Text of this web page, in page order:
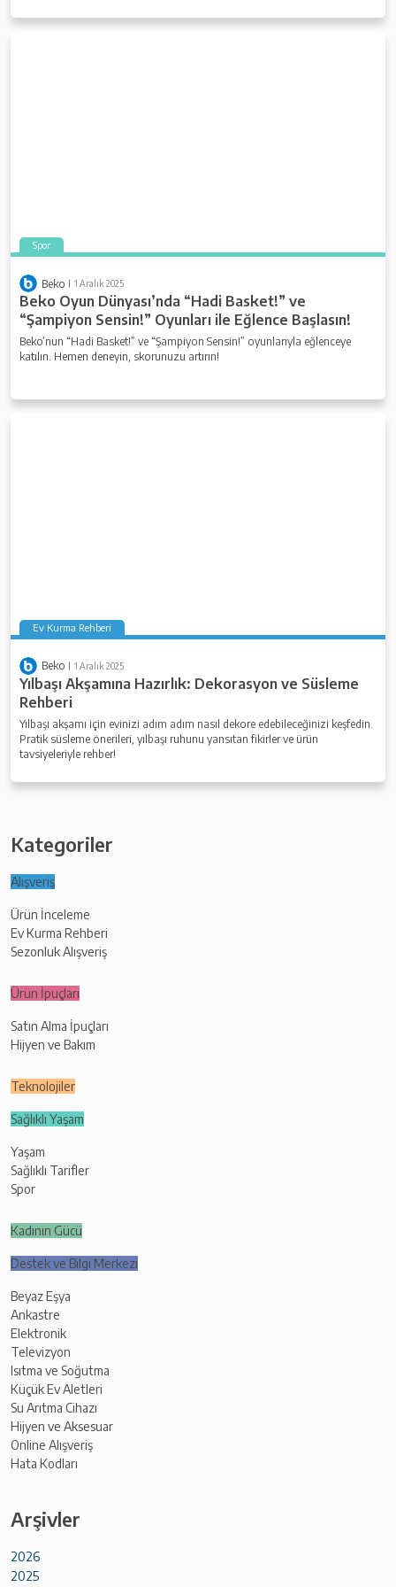
Spor
Beko Oyun Dünyası’nda “Hadi Basket!” ve
“Şampiyon Sensin!” Oyunları ile Eğlence Başlasın!
Beko’nun “Hadi Basket!” ve “Şampiyon Sensin!” oyunlarıyla eğlenceye
katılın. Hemen deneyin, skorunuzu artırın!
Beko 1 Aralık 2025
Ev Kurma Rehberi
Yılbaşı Akşamına Hazırlık: Dekorasyon ve Süsleme
Rehberi
Yılbaşı akşamı için evinizi adım adım nasıl dekore edebileceğinizi keşfedin.
Pratik süsleme önerileri, yılbaşı ruhunu yansıtan fikirler ve ürün
tavsiyeleriyle rehber!
Beko 1 Aralık 2025
Kategoriler
Alışveriş
Ürün İnceleme
Ev Kurma Rehberi
Sezonluk Alışveriş
Ürün İpuçları
Satın Alma İpuçları
Hijyen ve Bakım
Teknolojiler
Sağlıklı Yaşam
Yaşam
Sağlıklı Tarifler
Spor
Kadının Gücü
Destek ve Bilgi Merkezi
Beyaz Eşya
Ankastre
Elektronik
Televizyon
Isıtma ve Soğutma
Küçük Ev Aletleri
Su Arıtma Cihazı
Hijyen ve Aksesuar
Online Alışveriş
Hata Kodları
Arşivler
2026
Ocak (12)
2025